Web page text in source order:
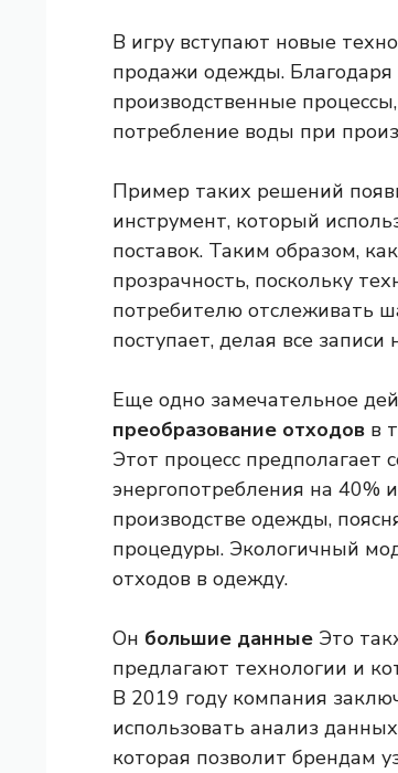
В игру вступают новые
продажи одежды. Благодаря
производственные
потребление воды при
Пример таких решений
инструмент, который
поставок. Таким образом,
прозрачность, поскольку
потребителю отслеживать
поступает, делая все
Еще одно замечательное
преобразование отходов в
Этот процесс
энергопотребления на 40%
производстве одежды,
процедуры. Экологичный
отходов в одежду.
Он большие данные Это
предлагают технологии и
В 2019 году компания
использовать анализ
которая позволит брендам